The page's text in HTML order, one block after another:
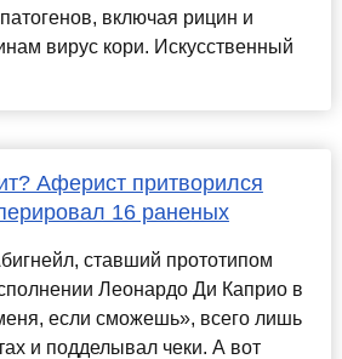
включая рицин и
вирус кори. Искусственный
Аферист притворился
16 раненых
ставший прототипом
Леонардо Ди Каприо в
если сможешь», всего лишь
и подделывал чеки. А вот